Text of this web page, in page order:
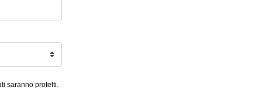
saranno protetti.